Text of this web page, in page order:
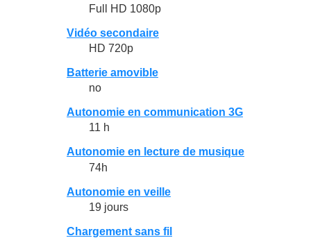
Full HD 1080p
Vidéo secondaire
HD 720p
Batterie amovible
no
Autonomie en communication 3G
11 h
Autonomie en lecture de musique
74h
Autonomie en veille
19 jours
Chargement sans fil